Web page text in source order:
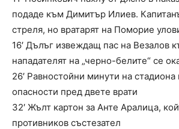
подаде към Димитър Илиев.
стреля, но вратарят на Поморие
16′ Дълъг извеждащ пас на Везалов
нападателят на „черно-белите“ се
26′ Равностойни минути на
опасности пред двете врати
32′ Жълт картон за Анте Аралица,
противников състезател